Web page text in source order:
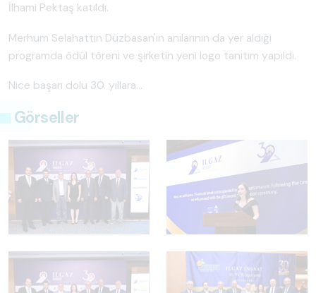
İlhami Pektaş katıldı.
Merhum Selahattin Düzbasan'ın anılarının da yer aldığı
programda ödül töreni ve şirketin yeni logo tanıtım yapıldı.
Nice başarı dolu 30. yıllara...
Görseller